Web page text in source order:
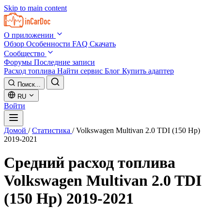
Skip to main content
О приложении
Обзор Особенности FAQ Скачать
Сообщество
Форумы Последние записи
Расход топлива Найти сервис Блог Купить адаптер
Поиск...
RU
Войти
Домой / Статистика / Volkswagen Multivan 2.0 TDI (150 Hp)
2019-2021
Средний расход топлива
Volkswagen Multivan 2.0 TDI
(150 Hp) 2019-2021